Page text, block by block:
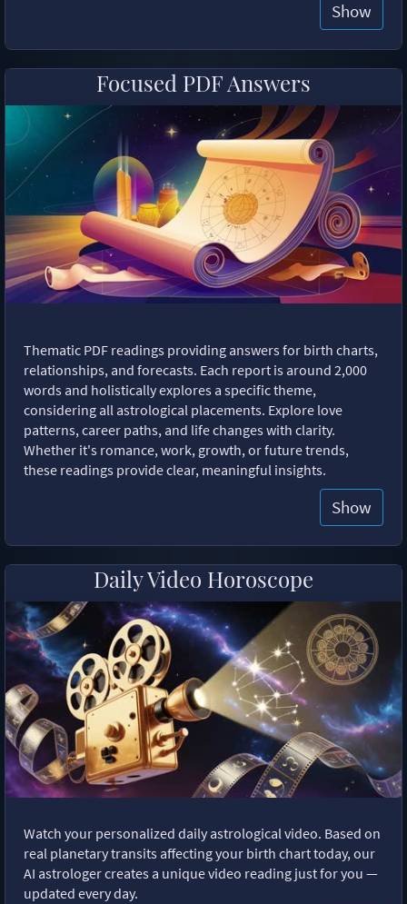
Show
Focused PDF Answers
Thematic PDF readings providing answers for birth charts,
relationships, and forecasts. Each report is around 2,000
words and holistically explores a specific theme,
considering all astrological placements. Explore love
patterns, career paths, and life changes with clarity.
Whether it's romance, work, growth, or future trends,
these readings provide clear, meaningful insights.
Show
Daily Video Horoscope
Watch your personalized daily astrological video. Based on
real planetary transits affecting your birth chart today, our
AI astrologer creates a unique video reading just for you —
updated every day.